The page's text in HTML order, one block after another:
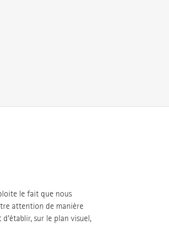
le fait que nous
attention de manière
sur le plan visuel,